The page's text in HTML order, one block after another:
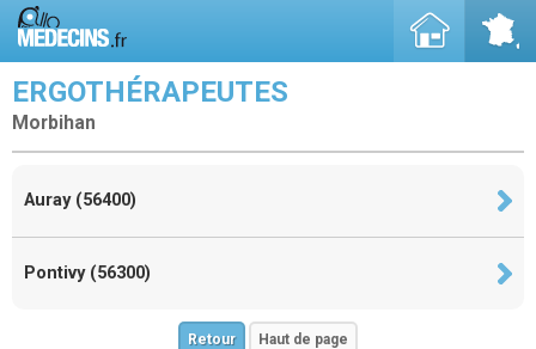
ERGOTHÉRAPEUTES
Morbihan
Auray (56400)
Pontivy (56300)
Retour Haut de page